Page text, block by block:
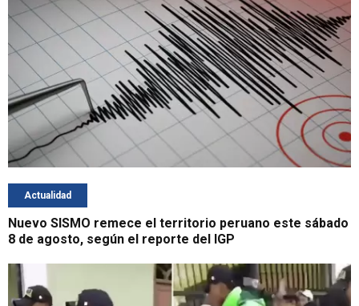
Actualidad
Nuevo SISMO remece el territorio peruano este sábado
8 de agosto, según el reporte del IGP